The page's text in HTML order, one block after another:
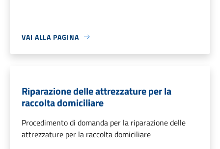
VAI ALLA PAGINA
Riparazione delle attrezzature per la
raccolta domiciliare
Procedimento di domanda per la riparazione delle
attrezzature per la raccolta domiciliare